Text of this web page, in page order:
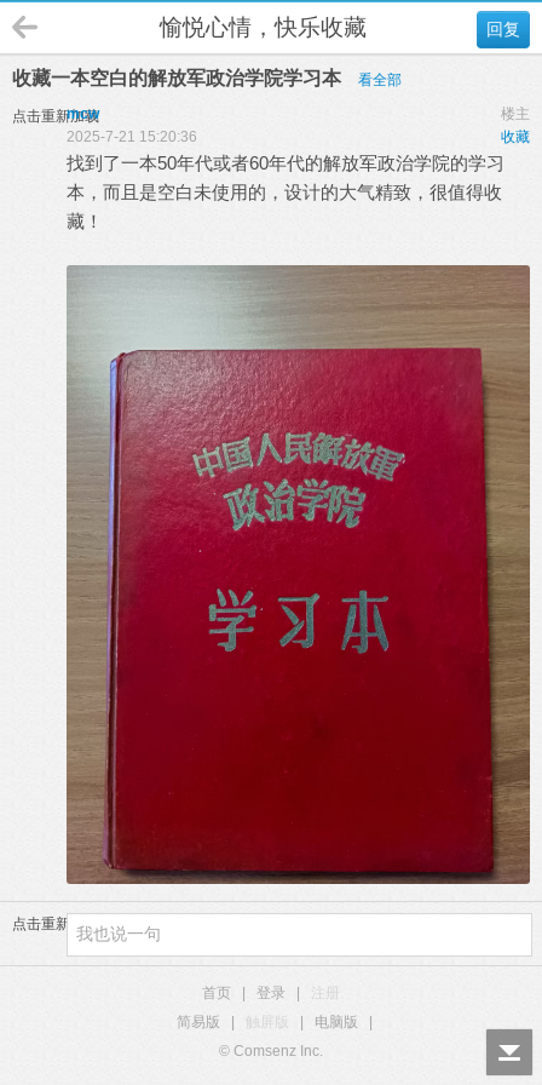
回复
愉悦心情，快乐收藏
收藏一本空白的解放军政治学院学习本 看全部
点击重新加载 楼主
mcw
收藏
2025-7-21 15:20:36
找到了一本50年代或者60年代的解放军政治学院的学习
本，而且是空白未使用的，设计的大气精致，很值得收
藏！
点击重新加载
首页 | 登录 |
注册
简易版
| 触屏版 | 电脑版
|
© Comsenz Inc.